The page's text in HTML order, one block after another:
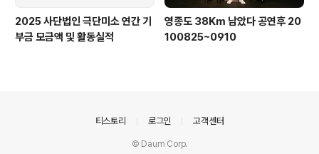
2025 사단법인 극단미소 연간 기
부금 모금액 및 활동실적
영종도 38Km 남았다 공연후 20
100825~0910
티스토리 로그인 고객센터
© Daum Corp.